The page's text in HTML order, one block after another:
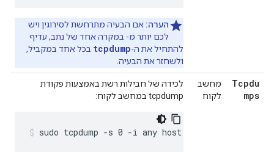
הערה: אם הבעיה מתרחשת לסירוגין ויש
לכם יותר מ- במקרה אחד של נתב, עדיף
להתחיל את ה-tcpdump בכל אחד במקביל,
ולשחזר את הבעיה.
Tcpdu
mps
מחשב
לקוח
לכידה של חבילות רשת באמצעות פקודת
tcpdump במחשב לקוח:
sudo tcpdump -s 0 -i any host